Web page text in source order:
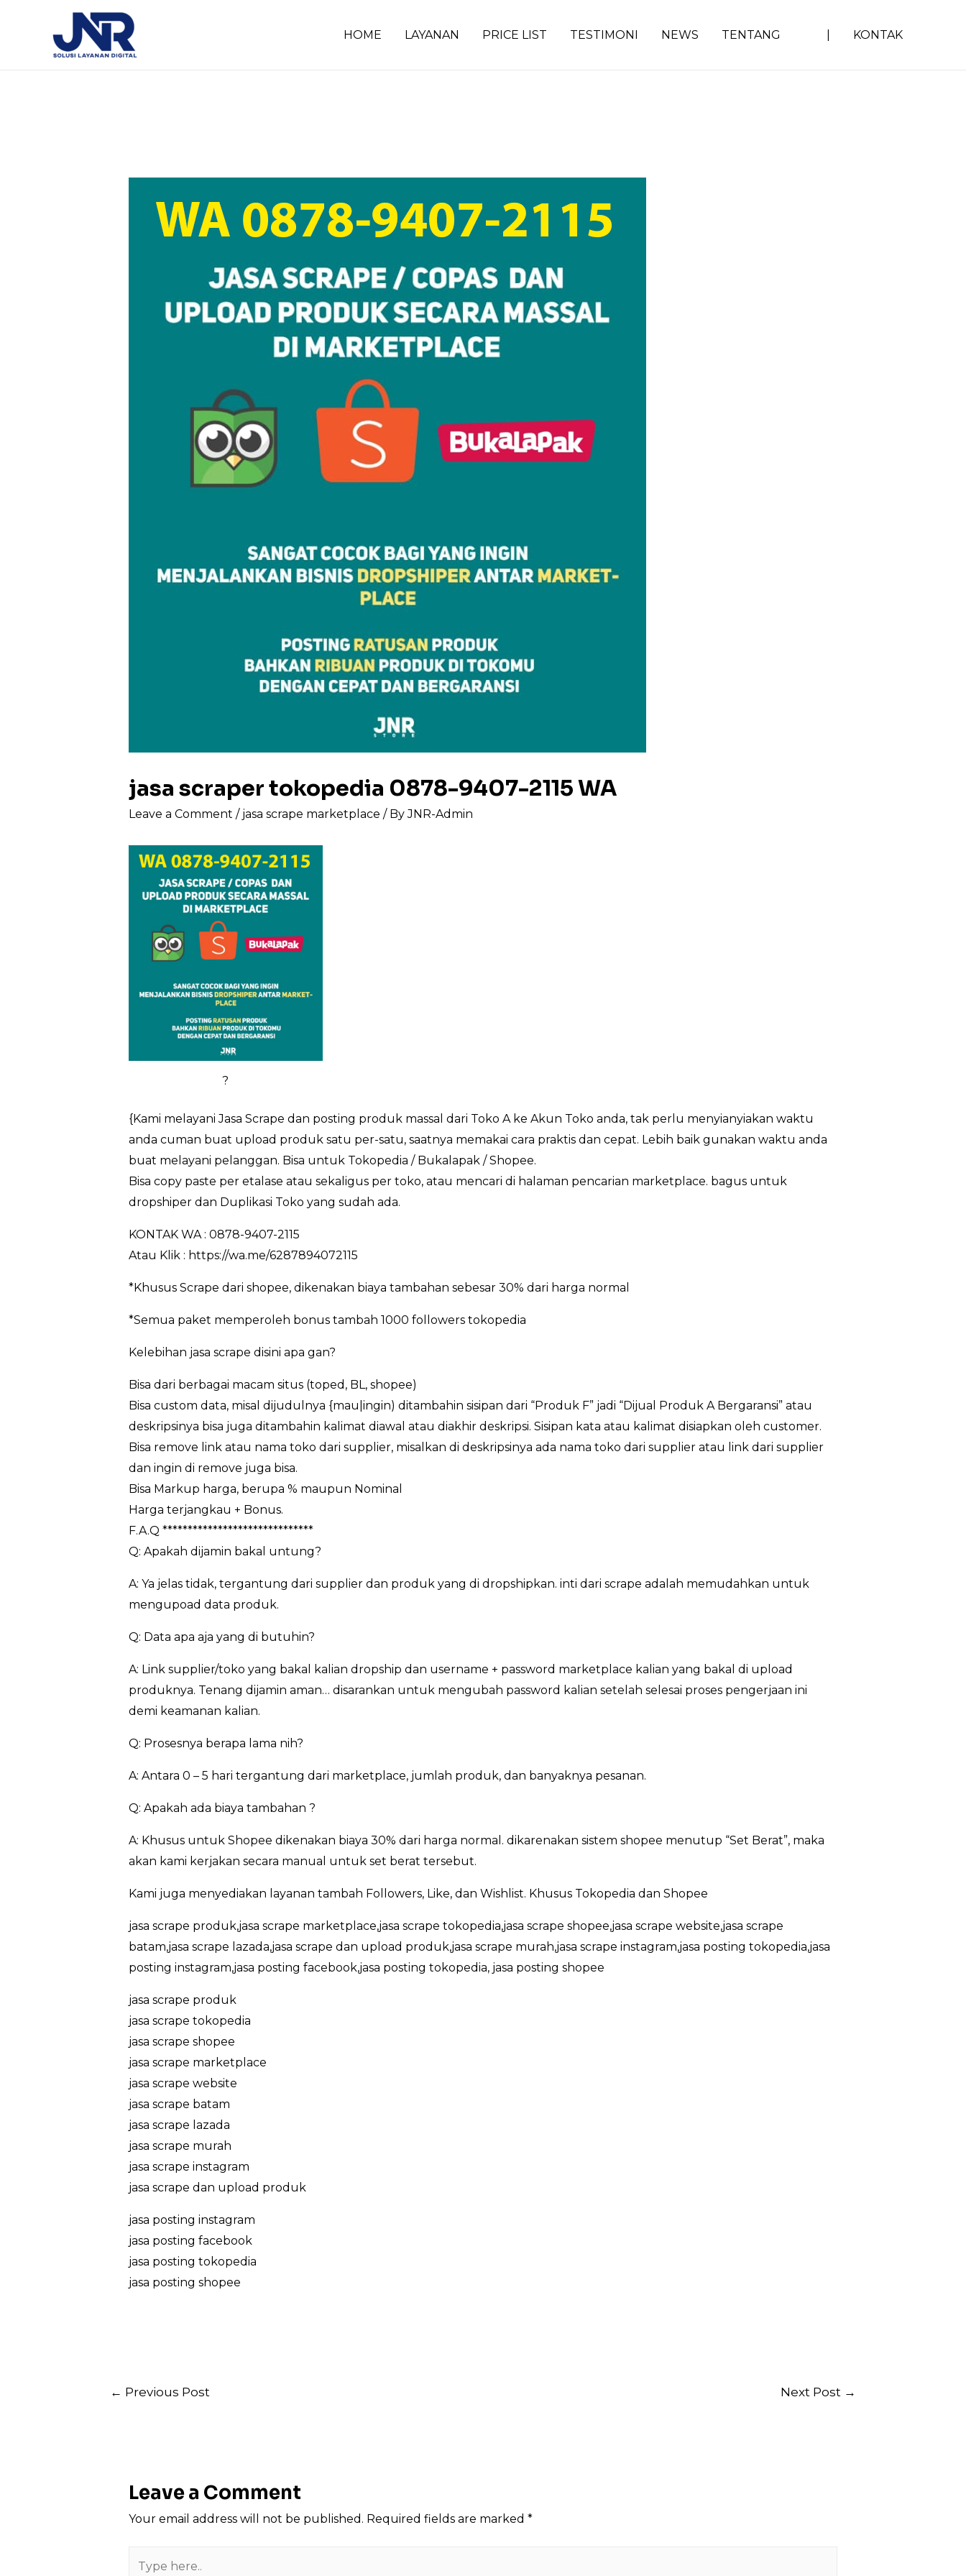
HOME LAYANAN PRICE LIST TESTIMONI NEWS TENTANG KONTAK
jasa scraper tokopedia 0878-9407-2115 WA
Leave a Comment / jasa scrape marketplace / ByJNR-Admin
?
{Kami melayani Jasa Scrape dan posting produk massal dari Toko A ke Akun Toko anda, tak perlu menyianyiakan waktu
anda cuman buat upload produk satu per-satu, saatnya memakai cara praktis dan cepat. Lebih baik gunakan waktu anda
buat melayani pelanggan. Bisa untuk Tokopedia / Bukalapak / Shopee.
Bisa copy paste per etalase atau sekaligus per toko, atau mencari di halaman pencarian marketplace. bagus untuk
dropshiper dan Duplikasi Toko yang sudah ada.
KONTAK WA : 0878-9407-2115
Atau Klik : https://wa.me/6287894072115
*Khusus Scrape dari shopee, dikenakan biaya tambahan sebesar 30% dari harga normal
*Semua paket memperoleh bonus tambah 1000 followers tokopedia
Kelebihan jasa scrape disini apa gan?
Bisa dari berbagai macam situs (toped, BL, shopee)
Bisa custom data, misal dijudulnya {mau|ingin) ditambahin sisipan dari “Produk F” jadi “Dijual Produk A Bergaransi” atau
deskripsinya bisa juga ditambahin kalimat diawal atau diakhir deskripsi. Sisipan kata atau kalimat disiapkan oleh customer.
Bisa remove link atau nama toko dari supplier, misalkan di deskripsinya ada nama toko dari supplier atau link dari supplier
dan ingin di remove juga bisa.
Bisa Markup harga, berupa % maupun Nominal
Harga terjangkau + Bonus.
F.A.Q ******************************
Q: Apakah dijamin bakal untung?
A: Ya jelas tidak, tergantung dari supplier dan produk yang di dropshipkan. inti dari scrape adalah memudahkan untuk
mengupoad data produk.
Q: Data apa aja yang di butuhin?
A: Link supplier/toko yang bakal kalian dropship dan username + password marketplace kalian yang bakal di upload
produknya. Tenang dijamin aman… disarankan untuk mengubah password kalian setelah selesai proses pengerjaan ini
demi keamanan kalian.
Q: Prosesnya berapa lama nih?
A: Antara 0 – 5 hari tergantung dari marketplace, jumlah produk, dan banyaknya pesanan.
Q: Apakah ada biaya tambahan ?
A: Khusus untuk Shopee dikenakan biaya 30% dari harga normal. dikarenakan sistem shopee menutup “Set Berat”, maka
akan kami kerjakan secara manual untuk set berat tersebut.
Kami juga menyediakan layanan tambah Followers, Like, dan Wishlist. Khusus Tokopedia dan Shopee
jasa scrape produk,jasa scrape marketplace,jasa scrape tokopedia,jasa scrape shopee,jasa scrape website,jasa scrape
batam,jasa scrape lazada,jasa scrape dan upload produk,jasa scrape murah,jasa scrape instagram,jasa posting tokopedia,jasa
posting instagram,jasa posting facebook,jasa posting tokopedia, jasa posting shopee
jasa scrape produk
jasa scrape tokopedia
jasa scrape shopee
jasa scrape marketplace
jasa scrape website
jasa scrape batam
jasa scrape lazada
jasa scrape murah
jasa scrape instagram
jasa scrape dan upload produk
jasa posting instagram
jasa posting facebook
jasa posting tokopedia
jasa posting shopee
Post
← Previous Post Next Post →
Leave a Comment
Your email address will not be published. Required fields are marked *